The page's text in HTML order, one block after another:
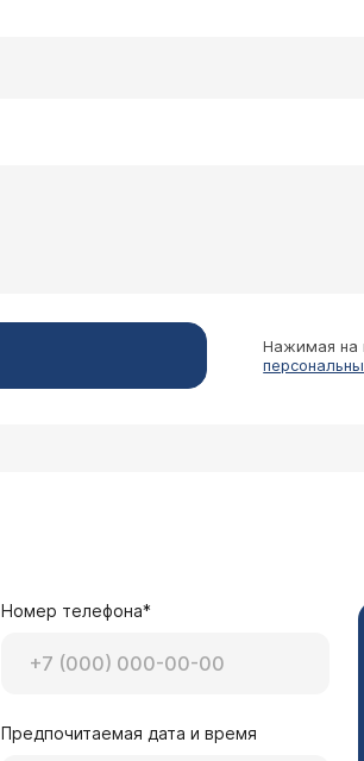
Нажимая на
Номер телефона*
Предпочитаемая дата и время